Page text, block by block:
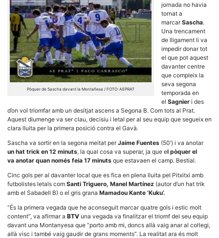
Pòquer de Sascha davant la Montañesa / FOTO: AEPRAT
jornada no havia
tornat a
marcarSascha.
Una trencament
de lligament li va
impedir donar tot
el que pot aquest
davanter centre
que compleix la
seva segona
temporada en
el Sagnier i des
d’on vol triomfar amb un desitjat ascens a Segona B. Com tots al Prat.
Aquest diumenge va ser clau, decisiu i letal per al seu equip que segueix en
clara lluita per la primera posició contra el Gavà.
Sascha va sortir en la segona meitat perJaime Fuentes (50’) i va anotar
un hat trick en 12 minuts, la qual cosa va superar, ja que el pòquer el
va anotar quan només feia 17 minuts que estavaen el camp. Bestial.
Cinc gols per al davanter local que es fica en plena lluita pel Pitxitxi amb
futbolistes letals com Santi Triguero, Manel Martínez (autor d’un hat trik
amb el Sabadell B) o el gris grana Mamadou Kante ‘Kuku’.
“És la primera vegada que he aconseguit marcar quatre gols i estic molt
content”, va afirmar a BTV una vegada va finalitzar el triomf del seu equip
davant una Montanyesa que “porto amb mi, doncs allà vaig anar al col·legi,
allà visc i també vaig gaudir de grans moments”. La realitat ara és molt
Necessàries
Aquestes
són
opcionals,
són
per al
funcionament
tècnic de la
web.